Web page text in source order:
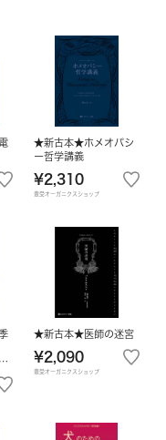
★新古本★ホメオパシ
ー哲学講義
¥2,310
豊受オーガニクスショップ
★新古本★医師の迷宮
¥2,090
豊受オーガニクスショップ